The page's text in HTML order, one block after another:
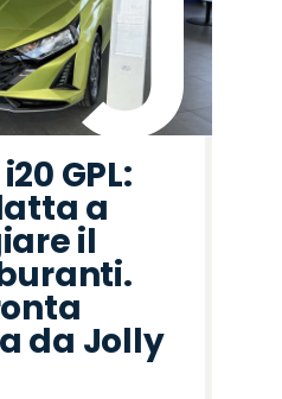
GPL:
a
il
da Jolly